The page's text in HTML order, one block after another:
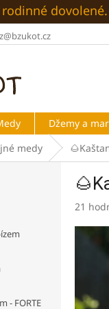
Džemy a
medy
- FORTE
21